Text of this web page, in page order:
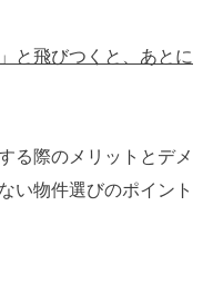
と飛びつくと、あとに
る際のメリットとデメ
い物件選びのポイント